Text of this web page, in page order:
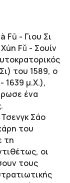
Fū - Γιου Σι
Fǔ - Σουίν
του 1589, ο
1639 μ.Χ.),
ένα
Σάο
του
τη
οι
τους